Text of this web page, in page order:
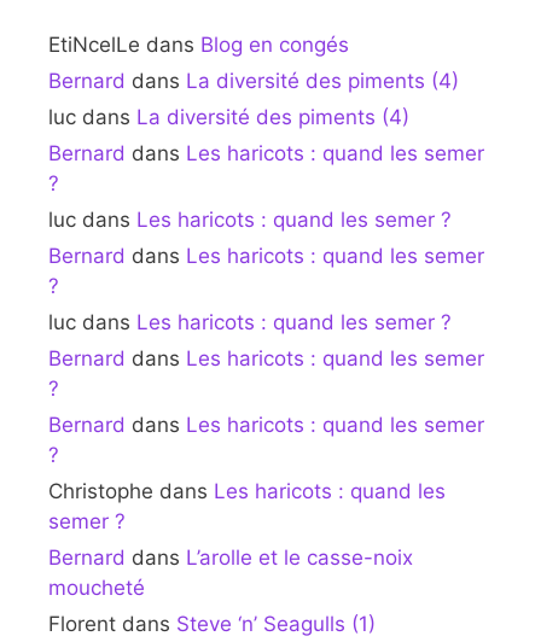
EtiNcelLe dans Blog en congés
Bernard dans La diversité des piments (4)
luc dans La diversité des piments (4)
Bernard dans Les haricots : quand les semer
?
luc dans Les haricots : quand les semer ?
Bernard dans Les haricots : quand les semer
?
luc dans Les haricots : quand les semer ?
Bernard dans Les haricots : quand les semer
?
Bernard dans Les haricots : quand les semer
?
Christophe dans Les haricots : quand les
semer ?
Bernard dans L’arolle et le casse-noix
moucheté
Florent dans Steve ‘n’ Seagulls (1)